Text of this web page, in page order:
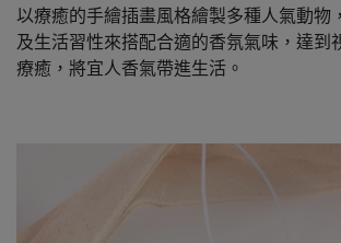
以療癒的手繪插畫風格繪製多種人氣動物
及生活習性來搭配合適的香氛氣味，達到
療癒，將宜人香氣帶進生活。